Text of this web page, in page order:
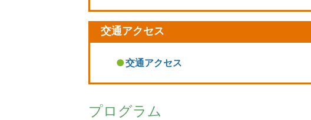
交通アクセス
交通アクセス
プログラム